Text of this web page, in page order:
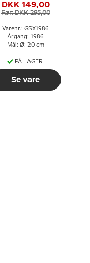
DKK 149,00
Før: DKK 295,00
Varenr.: GSX1986
Årgang: 1986
Mål: Ø: 20 cm
PÅ LAGER
Se vare